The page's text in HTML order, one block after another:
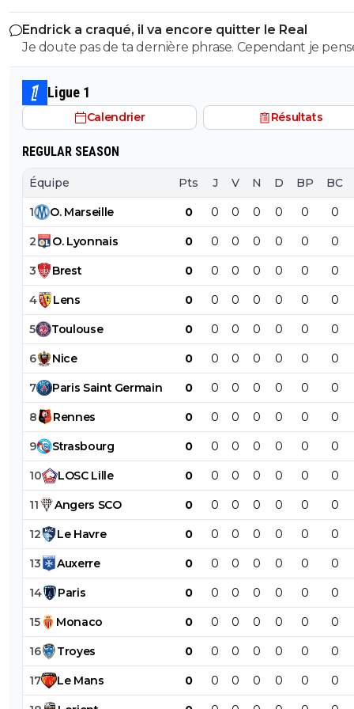
ça tu ne peux pas comprendre puisque tu n'as jamais
pieds sur un terrain
démeloniser les autres, c’est plutot bien vu.
Endrick a craqué, il va encore quitter le Real
Je doute pas de ta dernière phrase. Cependant je pense
qu'on a d'autres problèmes en ce moment que ca.
Ligue 1
Calendrier Résultats
REGULAR SEASON
Équipe Pts J V N D BP BC
1 O. Marseille 0 0 0 0 0 0 0
2 O. Lyonnais 0 0 0 0 0 0 0
3 Brest 0 0 0 0 0 0 0
4 Lens 0 0 0 0 0 0 0
5 Toulouse 0 0 0 0 0 0 0
6 Nice 0 0 0 0 0 0 0
7 Paris Saint Germain 0 0 0 0 0 0 0
8 Rennes 0 0 0 0 0 0 0
9 Strasbourg 0 0 0 0 0 0 0
10 LOSC Lille 0 0 0 0 0 0 0
11 Angers SCO 0 0 0 0 0 0 0
12 Le Havre 0 0 0 0 0 0 0
13 Auxerre 0 0 0 0 0 0 0
14 Paris 0 0 0 0 0 0 0
15 Monaco 0 0 0 0 0 0 0
16 Troyes 0 0 0 0 0 0 0
17 Le Mans 0 0 0 0 0 0 0